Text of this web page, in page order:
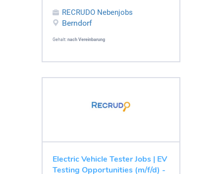
RECRUDO Nebenjobs
Berndorf
Gehalt: nach Vereinbarung
Electric Vehicle Tester Jobs | EV
Testing Opportunities (m/f/d) -